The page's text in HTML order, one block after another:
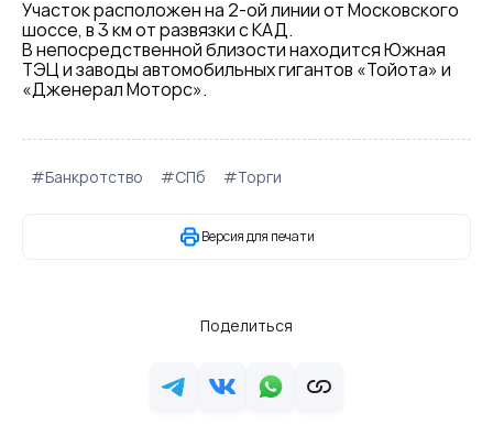
Участок расположен на 2-ой линии от Московского
шоссе, в 3 км от развязки с КАД.
В непосредственной близости находится Южная
ТЭЦ и заводы автомобильных гигантов «Тойота» и
«Дженерал Моторс».
#Банкротство #СПб #Торги
Версия для печати
Поделиться